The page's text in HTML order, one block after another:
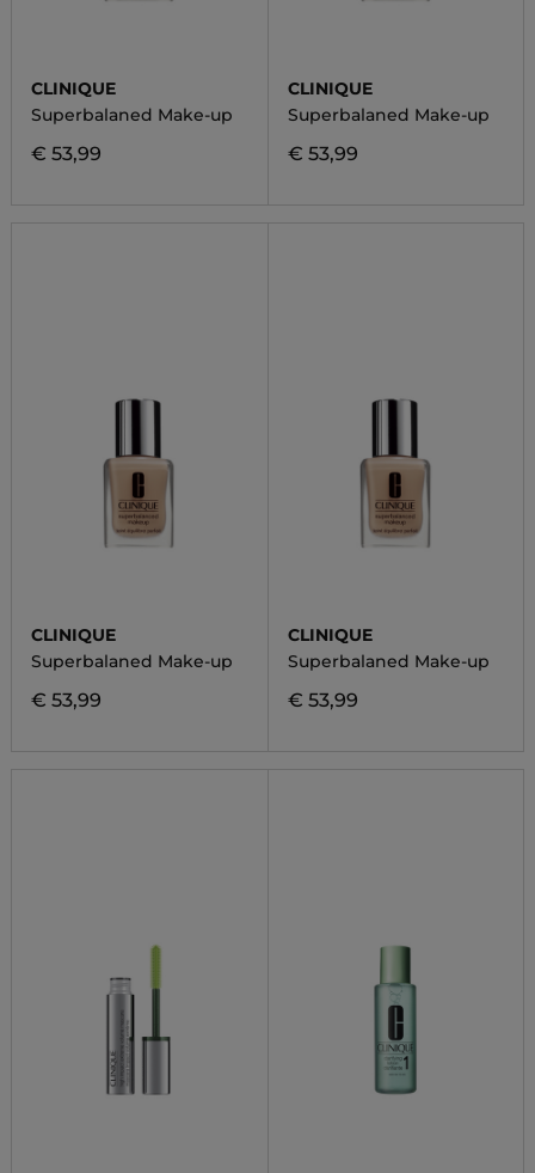
CLINIQUE
Superbalaned Make-up
€ 53,99
CLINIQUE
Superbalaned Make-up
€ 53,99
CLINIQUE
Superbalaned Make-up
€ 53,99
CLINIQUE
Superbalaned Make-up
€ 53,99